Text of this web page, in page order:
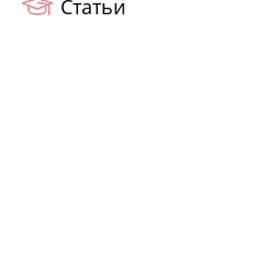
Статьи